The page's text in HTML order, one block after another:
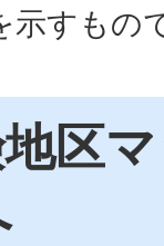
示すもの
区